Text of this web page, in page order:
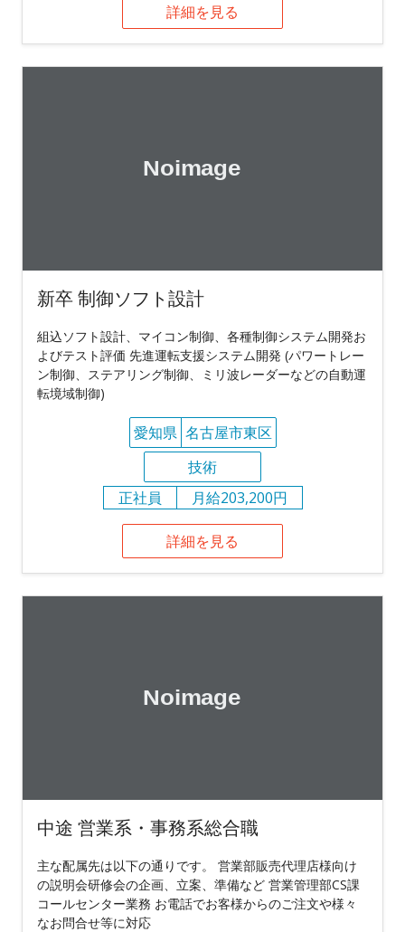
詳細を見る
新卒 制御ソフト設計
組込ソフト設計、マイコン制御、各種制御システム開発お
よびテスト評価 先進運転支援システム開発 (パワートレー
ン制御、ステアリング制御、ミリ波レーダーなどの自動運
転境域制御)
愛知県 名古屋市東区
技術
正社員
月給203,200円
詳細を見る
中途 営業系・事務系総合職
主な配属先は以下の通りです。 営業部販売代理店様向け
の説明会研修会の企画、立案、準備など 営業管理部CS課
コールセンター業務 お電話でお客様からのご注文や様々
なお問合せ等に対応